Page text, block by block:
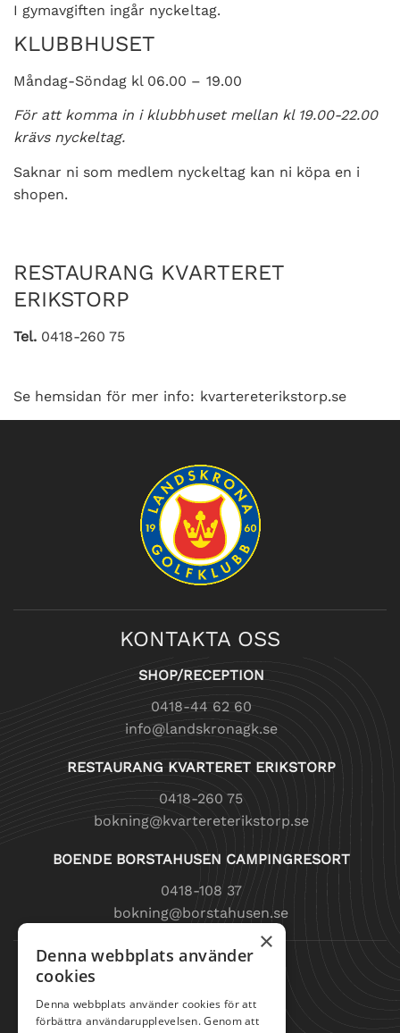
I gymavgiften ingår nyckeltag.
KLUBBHUSET
Måndag-Söndag kl 06.00 – 19.00
För att komma in i klubbhuset mellan kl 19.00-22.00
krävs nyckeltag.
Saknar ni som medlem nyckeltag kan ni köpa en i
shopen.
RESTAURANG KVARTERET
ERIKSTORP
Tel. 0418-260 75
Se hemsidan för mer info: kvartereterikstorp.se
KONTAKTA OSS
SHOP/RECEPTION
0418-44 62 60
info@landskronagk.se
RESTAURANG KVARTERET ERIKSTORP
0418-260 75
bokning@kvartereterikstorp.se
BOENDE BORSTAHUSEN CAMPINGRESORT
0418-108 37
bokning@borstahusen.se
SNABBLÄNKAR
SPELA GOLF
TRÄNA GOLF
×
Denna webbplats använder
cookies
Denna webbplats använder cookies för att
förbättra användarupplevelsen. Genom att